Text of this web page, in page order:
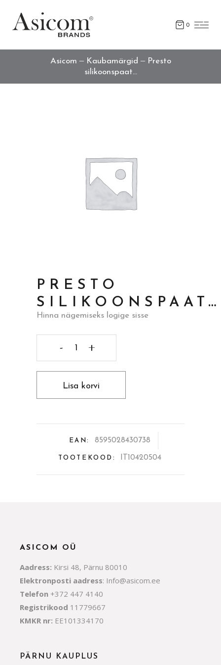
0
Asicom Kaubamärgid
Presto
silikoonspaat…
PRESTO
SILIKOONSPAAT…
Hinna nägemiseks logige sisse
Lisa korvi
EAN: 8595028430738
TOOTEKOOD: IT10420504
ASICOM OÜ
Aadress: Kirsi 48, Pärnu 80010
Elektronposti aadress: Info@asicom.ee
Telefon +372 447 4140
Registrikood 11779667
KMKR nr: EE101334170
PÄRNU KAUPLUS